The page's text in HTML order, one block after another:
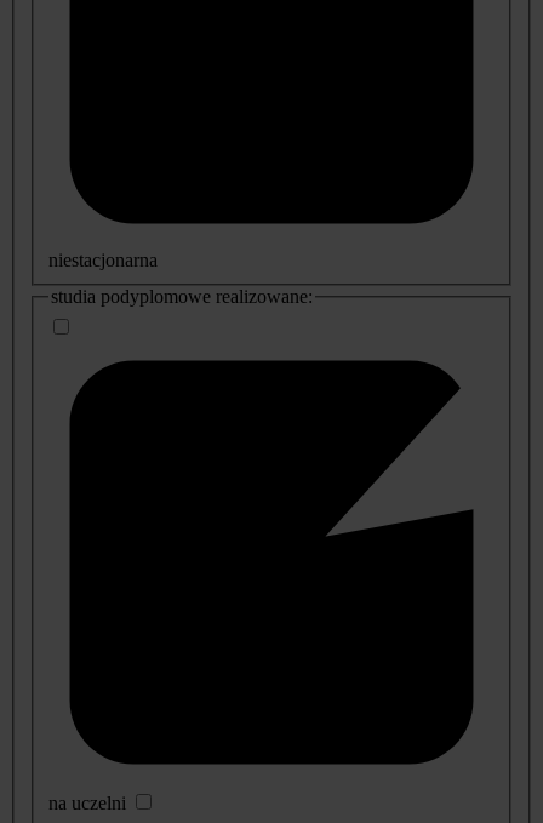
niestacjonarna
studia podyplomowe realizowane:
na uczelni